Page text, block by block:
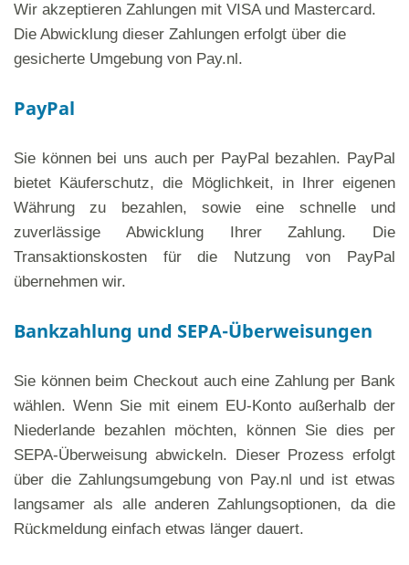
Wir akzeptieren Zahlungen mit VISA und Mastercard.
Die Abwicklung dieser Zahlungen erfolgt über die
gesicherte Umgebung von Pay.nl.
PayPal
Sie können bei uns auch per PayPal bezahlen. PayPal
bietet Käuferschutz, die Möglichkeit, in Ihrer eigenen
Währung zu bezahlen, sowie eine schnelle und
zuverlässige Abwicklung Ihrer Zahlung. Die
Transaktionskosten für die Nutzung von PayPal
übernehmen wir.
Bankzahlung und SEPA-Überweisungen
Sie können beim Checkout auch eine Zahlung per Bank
wählen. Wenn Sie mit einem EU-Konto außerhalb der
Niederlande bezahlen möchten, können Sie dies per
SEPA-Überweisung abwickeln. Dieser Prozess erfolgt
über die Zahlungsumgebung von Pay.nl und ist etwas
langsamer als alle anderen Zahlungsoptionen, da die
Rückmeldung einfach etwas länger dauert.